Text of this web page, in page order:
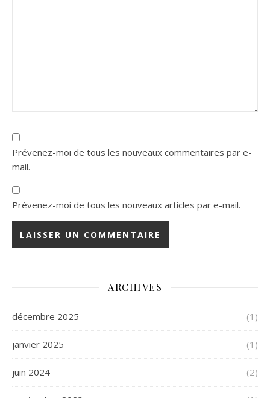
Prévenez-moi de tous les nouveaux commentaires par e-
mail.
Prévenez-moi de tous les nouveaux articles par e-mail.
ARCHIVES
décembre 2025 (1)
janvier 2025 (1)
juin 2024 (2)